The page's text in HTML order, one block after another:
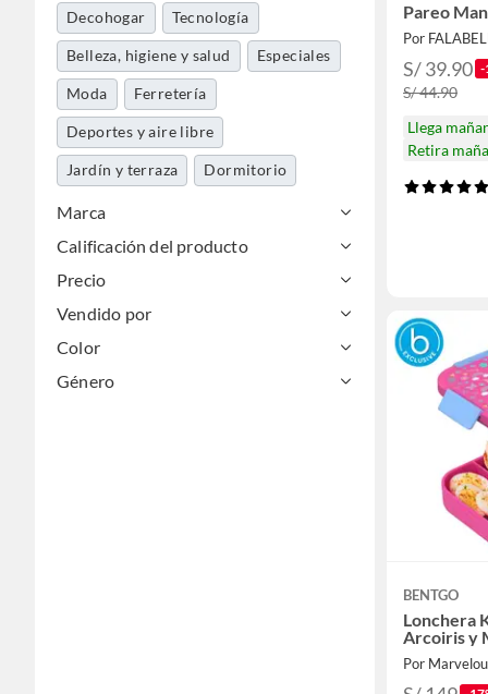
Decohogar Tecnología
Belleza, higiene y salud Especiales
Moda Ferretería
Deportes y aire libre
Jardín y terraza Dormitorio
Libros, papelería y celebraciones
Muebles y organización
Calzado y zapatillas
Mascotas
Música y pasatiempos
Marca
Calificación del producto
Precio
Vendido por
Color
Género
Pareo
Por
S/ 39.90 -
S/ 44.90
Llega
Retira
BENTGO
Lonchera
Arcoiris y
Por